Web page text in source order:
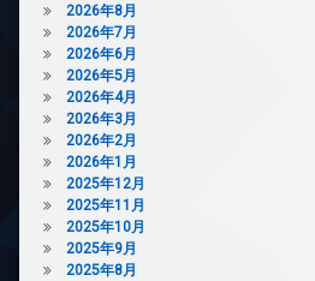
オ
ー
ト
ロ
ッ
ク
デ
ザ
イ
ナ
ー
ズ
2026年8月
2026年7月
2026年6月
2026年5月
2026年4月
2026年3月
2026年2月
2026年1月
2025年12月
2025年11月
2025年10月
2025年9月
2025年8月